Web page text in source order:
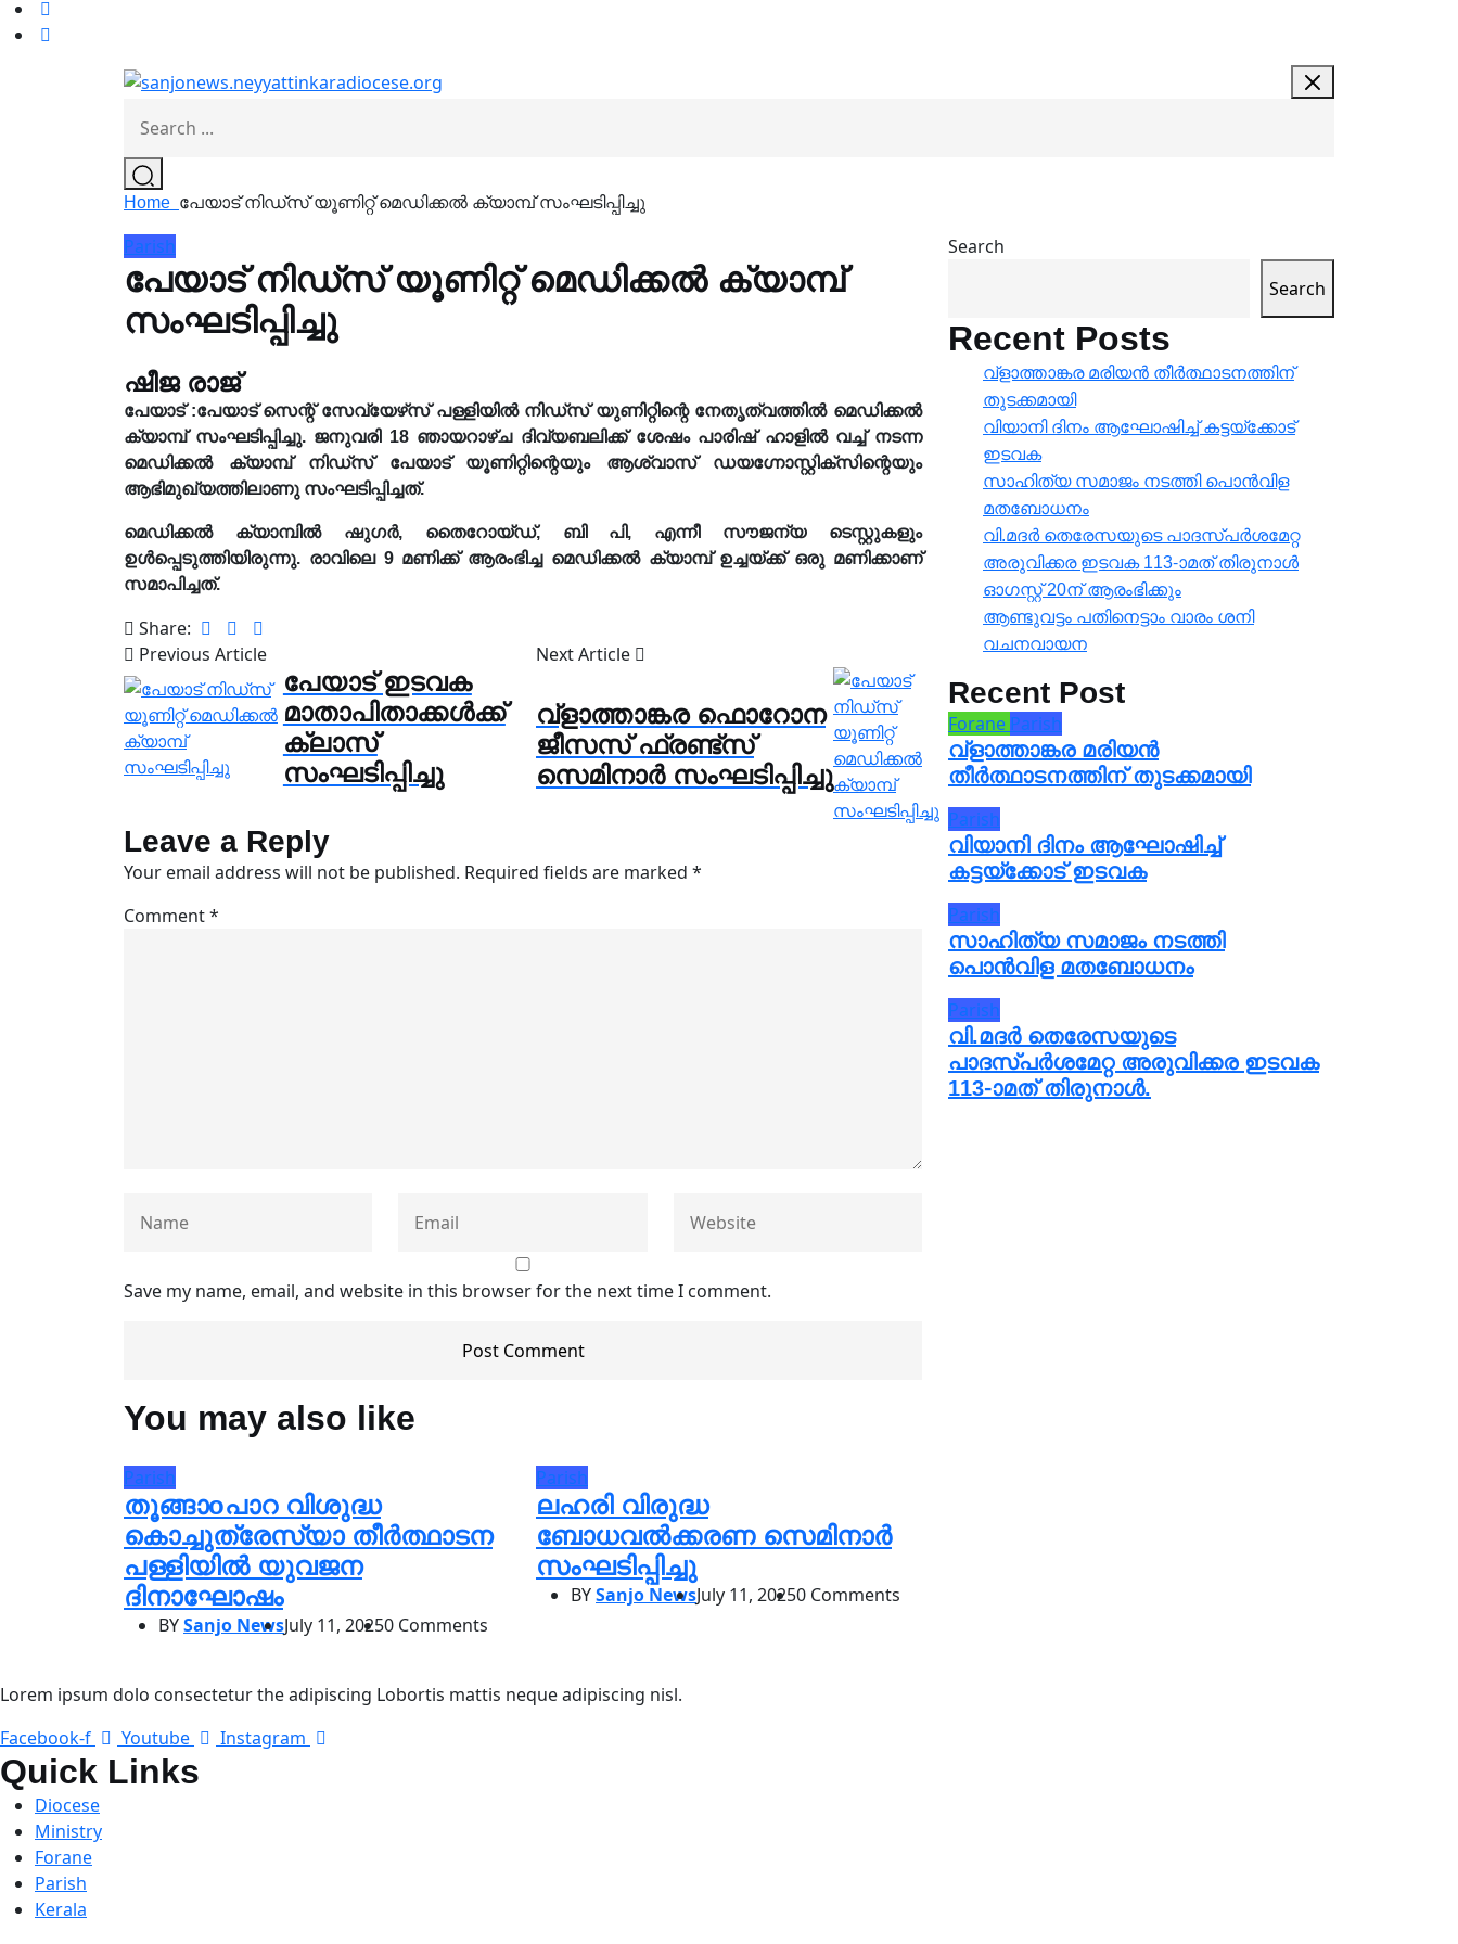
Home പേയാട്‌ നിഡ്സ് യൂണിറ്റ് മെഡിക്കൽ ക്യാമ്പ് സംഘടിപ്പിച്ചു
Parish
പേയാട്‌ നിഡ്സ് യൂണിറ്റ് മെഡിക്കൽ ക്യാമ്പ്
സംഘടിപ്പിച്ചു
ഷീജ രാജ്
പേയാട് :പേയാട് സെന്റ് സേവ്യേഴ്‌സ് പള്ളിയിൽ നിഡ്സ് യുണിറ്റിന്റെ നേതൃത്വത്തിൽ മെഡിക്കൽ
ക്യാമ്പ് സംഘടിപ്പിച്ചു. ജനുവരി 18 ഞായറാഴ്ച ദിവ്യബലിക്ക് ശേഷം പാരിഷ് ഹാളിൽ വച്ച് നടന്ന
മെഡിക്കൽ ക്യാമ്പ് നിഡ്സ് പേയാട് യൂണിറ്റിന്റെയും ആശ്വാസ് ഡയഗ്നോസ്റ്റിക്സിന്റെയും
ആഭിമുഖ്യത്തിലാണു സംഘടിപ്പിച്ചത്.
മെഡിക്കൽ ക്യാമ്പിൽ ഷുഗർ, തൈറോയ്ഡ്, ബി പി, എന്നീ സൗജന്യ ടെസ്റ്റുകളും
ഉൾപ്പെടുത്തിയിരുന്നു. രാവിലെ 9 മണിക്ക് ആരംഭിച്ച മെഡിക്കൽ ക്യാമ്പ് ഉച്ചയ്ക്ക് ഒരു മണിക്കാണ്
സമാപിച്ചത്.
Share:
Previous Article
പേയാട് ഇടവക
മാതാപിതാക്കൾക്ക്
ക്ലാസ്
സംഘടിപ്പിച്ചു
Next Article
വ്ളാത്താങ്കര ഫൊറോന
ജീസസ് ഫ്രണ്ട്സ്
സെമിനാർ സംഘടിപ്പിച്ചു
Leave a Reply
Your email address will not be published. Required fields are marked *
Comment*
Save my name, email, and website in this browser for the next time I comment.
You may also like
Parish
തൂങ്ങാoപാറ വിശുദ്ധ
കൊച്ചുത്രേസ്യാ തീർത്ഥാടന
പള്ളിയിൽ യുവജന
ദിനാഘോഷം
BYSanjo NewsJuly 11, 20250 Comments
Parish
ലഹരി വിരുദ്ധ
ബോധവൽക്കരണ സെമിനാർ
സംഘടിപ്പിച്ചു
BYSanjo NewsJuly 11, 20250 Comments
Search
Search
Recent Posts
വ്ളാത്താങ്കര മരിയൻ തീർത്ഥാടനത്തിന്
തുടക്കമായി
വിയാനി ദിനം ആഘോഷിച്ച് കട്ടയ്ക്കോട്
ഇടവക
സാഹിത്യ സമാജം നടത്തി പൊൻവിള
മതബോധനം
വി.മദർ തെരേസയുടെ പാദസ്പർശമേറ്റ
അരുവിക്കര ഇടവക 113-ാമത് തിരുനാൾ
ഓഗസ്റ്റ് 20ന് ആരംഭിക്കും
ആണ്ടുവട്ടം പതിനെട്ടാം വാരം ശനി
വചനവായന
Recent Post
Forane Parish
വ്ളാത്താങ്കര മരിയൻ
തീർത്ഥാടനത്തിന് തുടക്കമായി
Parish
വിയാനി ദിനം ആഘോഷിച്ച്
കട്ടയ്ക്കോട് ഇടവക
Parish
സാഹിത്യ സമാജം നടത്തി
പൊൻവിള മതബോധനം
Parish
വി.മദർ തെരേസയുടെ
പാദസ്പർശമേറ്റ അരുവിക്കര ഇടവക
113-ാമത് തിരുനാൾ.
Lorem ipsum dolo consectetur the adipiscing Lobortis mattis neque adipiscing nisl.
Facebook-f
Youtube Instagram
Quick Links
Diocese
Ministry
Forane
Parish
Kerala